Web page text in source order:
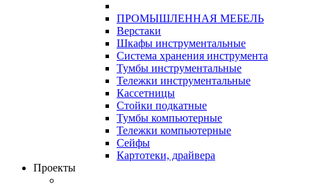
ПРОМЫШЛЕННАЯ МЕБЕЛЬ
Верстаки
Шкафы инструментальные
Система хранения инструмента
Тумбы инструментальные
Тележки инструментальные
Кассетницы
Стойки подкатные
Тумбы компьютерные
Тележки компьютерные
Сейфы
Картотеки, драйвера
Проекты